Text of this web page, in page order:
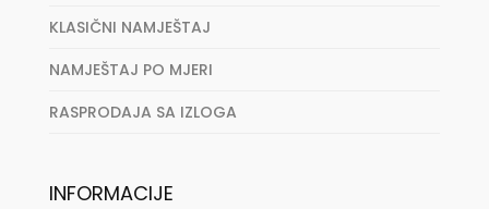
KLASIČNI NAMJEŠTAJ
NAMJEŠTAJ PO MJERI
RASPRODAJA SA IZLOGA
INFORMACIJE